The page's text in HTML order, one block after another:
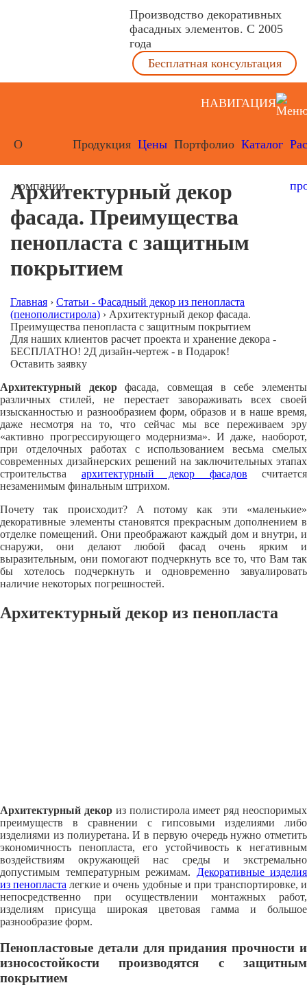
Производство декоративных
фасадных элементов. С 2005
года
Бесплатная консультация
НАВИГАЦИЯ
О
компании
Продукция Цены Портфолио Каталог
Архитектурный декор
фасада. Преимущества
пенопласта с защитным
покрытием
Главная › Статьи - Фасадный декор из пенопласта
(пенополистирола) › Архитектурный декор фасада.
Преимущества пенопласта с защитным покрытием
Для наших клиентов расчет проекта и хранение декора -
БЕСПЛАТНО! 2Д дизайн-чертеж - в Подарок!
Оставить заявку
Архитектурный декорфасада, совмещая в себе элементы
различных стилей, не перестает завораживать всех своей
изысканностью и разнообразием форм, образов и в наше время,
даже несмотря на то, что сейчас мы все переживаем эру
«активно прогрессирующего модернизма». И даже, наоборот,
при отделочных работах с использованием весьма смелых
современных дизайнерских решений на заключительных этапах
строительства архитектурный декор фасадов считается
незаменимым финальным штрихом.
Почету так происходит? А потому как эти «маленькие»
декоративные элементы становятся прекрасным дополнением в
отделке помещений. Они преображают каждый дом и внутри, и
снаружи, они делают любой фасад очень ярким и
выразительным, они помогают подчеркнуть все то, что Вам так
бы хотелось подчеркнуть и одновременно завуалировать
наличие некоторых погрешностей.
Архитектурный декор из пенопласта
Архитектурный декориз полистирола имеет ряд неоспоримых
преимуществ в сравнении с гипсовыми изделиями либо
изделиями из полиуретана. И в первую очередь нужно отметить
экономичность пенопласта, его устойчивость к негативным
воздействиям окружающей нас среды и экстремально
допустимым температурным режимам. Декоративные изделия
из пенопласта легкие и очень удобные и при транспортировке, и
непосредственно при осуществлении монтажных работ,
изделиям присуща широкая цветовая гамма и большое
разнообразие форм.
Пенопластовые детали для придания прочности и
износостойкости производятся с защитным
покрытием